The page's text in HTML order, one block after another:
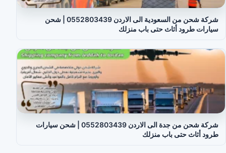
شركة شحن من السعودية الى الاردن 0552803439 | شحن
سيارات طرود أثاث حتى باب منزلك
شركة شحن من جدة الى الاردن 0552803439 | شحن سيارات
طرود أثاث حتى باب منزلك